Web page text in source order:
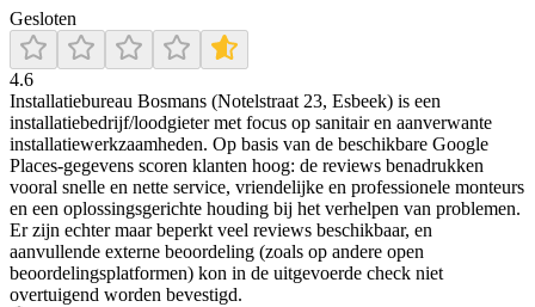
Gesloten
4.6
Installatiebureau Bosmans (Notelstraat 23, Esbeek) is een
installatiebedrijf/loodgieter met focus op sanitair en aanverwante
installatiewerkzaamheden. Op basis van de beschikbare Google
Places-gegevens scoren klanten hoog: de reviews benadrukken
vooral snelle en nette service, vriendelijke en professionele monteurs
en een oplossingsgerichte houding bij het verhelpen van problemen.
Er zijn echter maar beperkt veel reviews beschikbaar, en
aanvullende externe beoordeling (zoals op andere open
beoordelingsplatformen) kon in de uitgevoerde check niet
overtuigend worden bevestigd.